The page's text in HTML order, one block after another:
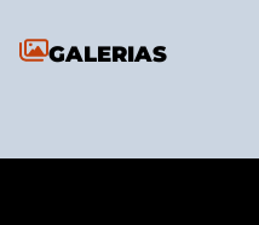
GALERIAS